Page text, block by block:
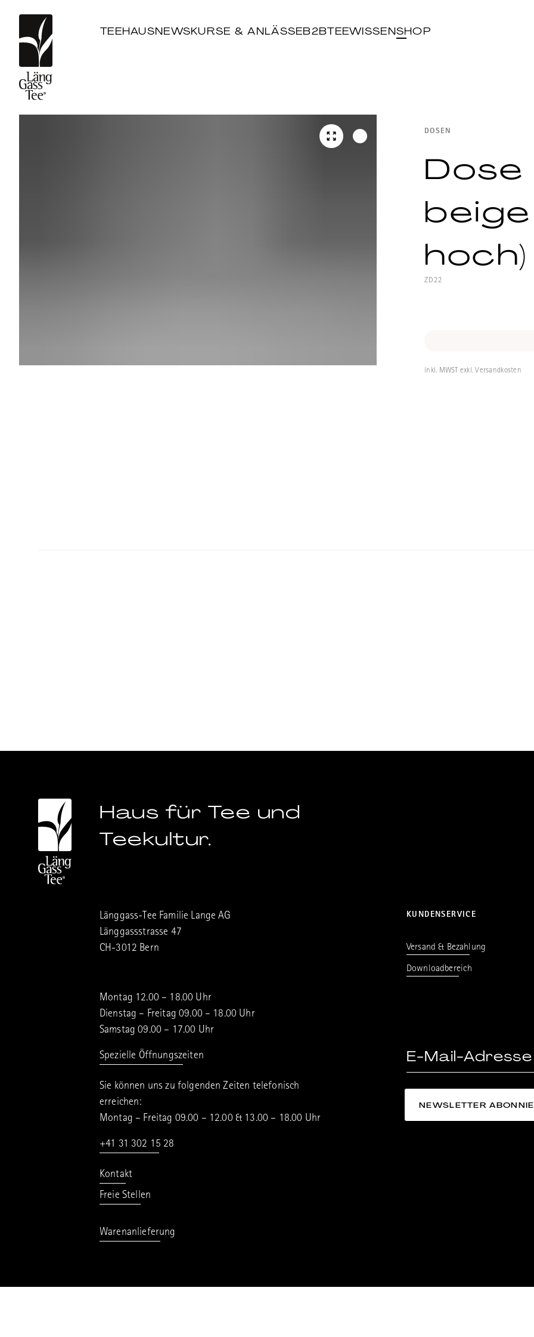
TEEHAUSNEWSKURSE & ANLÄSSEB2BTEEWISSENSHOP
DOSEN
Dose
hoch)
ZD22
inkl. MWST exkl. Versandkosten
Haus für Tee und
Teekultur.
Länggass-Tee Familie Lange AG
Länggassstrasse 47
CH-3012 Bern
Montag 12.00 – 18.00 Uhr
Dienstag – Freitag 09.00 – 18.00 Uhr
Samstag 09.00 – 17.00 Uhr
Spezielle Öffnungszeiten
Sie können uns zu folgenden Zeiten telefonisch
erreichen:
Montag – Freitag 09.00 – 12.00 & 13.00 – 18.00 Uhr
+41 31 302 15 28
Kontakt
Freie Stellen
Warenanlieferung
KUNDENSERVICE
Versand & Bezahlung
Downloadbereich